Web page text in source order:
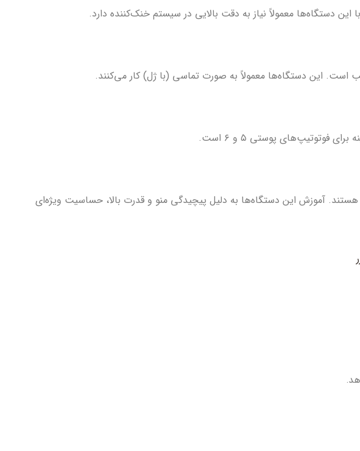
دستگاه‌ها معمولاً نیاز به دقت بالایی در سیستم خنک‌کننده دارد.
است. این دستگاه‌ها معمولاً به صورت تماسی (با ژل) کار می‌کنند.
پوستی ۵ و ۶ است.
آموزش این دستگاه‌ها به دلیل پیچیدگی منو و قدرت بالا، حساسیت ویژه‌ای